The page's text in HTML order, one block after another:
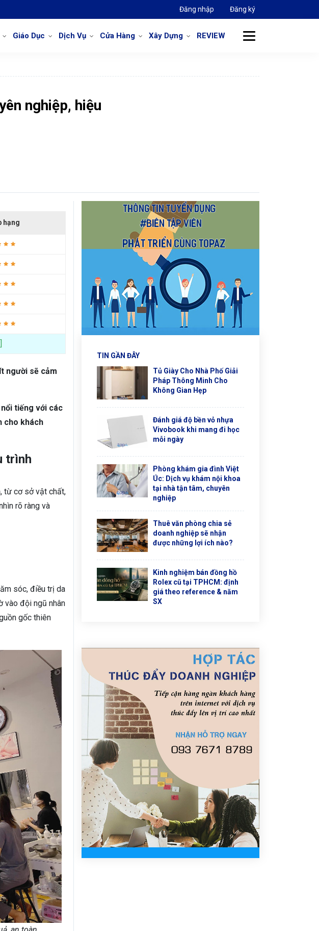
Đăng nhập Đăng ký
Giáo Dục Dịch Vụ Cửa Hàng Xây Dựng REVIEW
nghiệp, hiệu
hạng
người sẽ cảm
tiếng với các
cho khách
trình
từ cơ sở vật chất,
rõ ràng và
sóc, điều trị da
vào đội ngũ nhân
gốc thiên
TIN GẦN ĐÂY
Tủ Giày Cho Nhà Phố Giải
Pháp Thông Minh Cho
Không Gian Hẹp
Đánh giá độ bền vỏ nhựa
Vivobook khi mang đi học
mỗi ngày
Phòng khám gia đình Việt
Úc: Dịch vụ khám nội khoa
tại nhà tận tâm, chuyên
nghiệp
Thuê văn phòng chia sẻ
doanh nghiệp sẽ nhận
được những lợi ích nào?
Kinh nghiệm bán đồng hồ
Rolex cũ tại TPHCM: định
giá theo reference & năm
SX